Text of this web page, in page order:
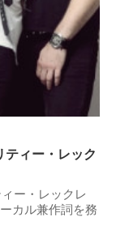
ティー・レック
ー・レックレ
カル兼作詞を務